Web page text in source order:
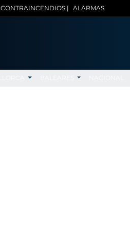
CONTRAINCENDIOS | ALARMAS